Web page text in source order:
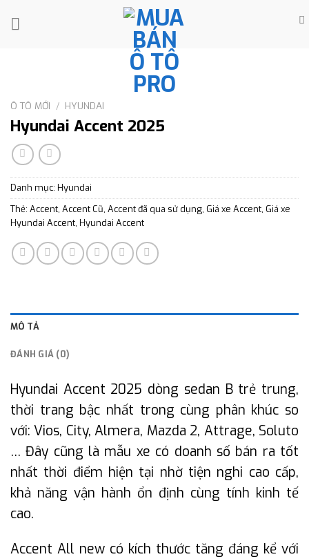
Ô TÔ MỚI / HYUNDAI
Hyundai Accent 2025
Danh mục: Hyundai
Thẻ: Accent, Accent Cũ, Accent đã qua sử dụng, Giá xe Accent, Giá xe
Hyundai Accent, Hyundai Accent
MÔ TẢ
ĐÁNH GIÁ (0)
Hyundai Accent 2025 dòng sedan B trẻ trung,
thời trang bậc nhất trong cùng phân khúc so
với: Vios, City, Almera, Mazda 2, Attrage, Soluto
… Đây cũng là mẫu xe có doanh số bán ra tốt
nhất thời điểm hiện tại nhờ tiện nghi cao cấp,
khả năng vận hành ổn định cùng tính kinh tế
cao.
Accent All new có kích thước tăng đáng kể với